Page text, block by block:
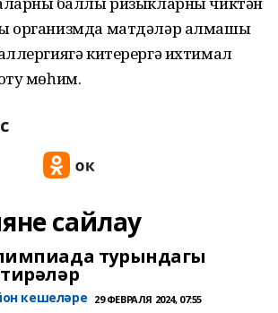
организмда матдәләр алмашы
китерергә ихтимал
мөһим.
сайлау
турындагы
кешеләре 29 ФЕВРАЛЯ 2024, 07:55